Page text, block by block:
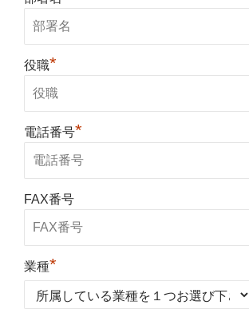
役職*
電話番号*
FAX番号
業種*